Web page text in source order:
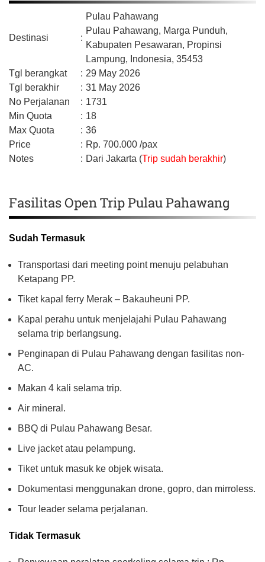
Destinasi :
Pulau Pahawang
Pulau Pahawang, Marga Punduh,
Kabupaten Pesawaran, Propinsi
Lampung, Indonesia, 35453
Tgl berangkat
: 29 May 2026
Tgl berakhir
: 31 May 2026
No Perjalanan
: 1731
Min Quota
: 18
Max Quota
: 36
Price
: Rp. 700.000 /pax
Notes
: Dari Jakarta (Trip sudah berakhir)
Fasilitas Open Trip Pulau Pahawang
Sudah Termasuk
Transportasi dari meeting point menuju pelabuhan
Ketapang PP.
Tiket kapal ferry Merak – Bakauheuni PP.
Kapal perahu untuk menjelajahi Pulau Pahawang
selama trip berlangsung.
Penginapan di Pulau Pahawang dengan fasilitas non-
AC.
Makan 4 kali selama trip.
Air mineral.
BBQ di Pulau Pahawang Besar.
Live jacket atau pelampung.
Tiket untuk masuk ke objek wisata.
Dokumentasi menggunakan drone, gopro, dan mirroless.
Tour leader selama perjalanan.
Tidak Termasuk